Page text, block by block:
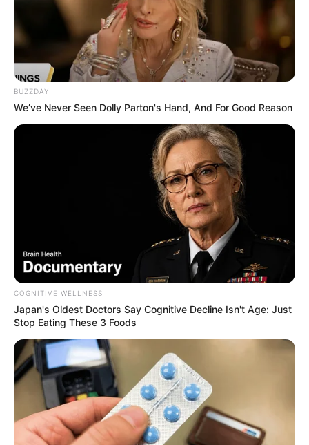
ดูดวงรายปี
มาแล้ว ! เปิดคำทำนาย อ.มิก พลิกดวง
ชะตา ดวงราศีพิจิก 2569
มาแล้ว ! เปิดคำทำนาย อ.มิก พลิกดวง
ชะตา ดวงราศีตุล 2569
MThai เชื่อในสิ่งที่ทำ ทำในสิ่งที่เชื่อ
รับข่าวสารเลขมงคล สถิติเลขดัง ดวงรายวัน รายเดือน รายปี
พร้อมแนะนำวิธีเสริมดวง
เว็บไซต์นี้ใช้คุกกี้
เพื่อการนำเสนอเนื้อหาที่ดี รวมถึงการจัดการข้อมูลส่วนบุคคล เพื่อให้คุณได้รับ
ประสบการณ์ที่ดีบนบริการของเว็บไซต์เรา หากคุณใช้บริการเว็บไซต์นี้ต่อไปโดย
ไม่มีการปรับตั้งค่าใดๆนั้น แสดงว่าคุณยอมรับนโยบายคุกกี้และนโยบายส่วน
บุคคลของเรา
ยอมรับ เรียนรู้เพิ่มเติม
BUZZDAY
We’ve Never Seen Dolly Parton's Hand, And For Good Reason
COGNITIVE WELLNESS
Japan's Oldest Doctors Say Cognitive Decline Isn't Age: Just
Stop Eating These 3 Foods